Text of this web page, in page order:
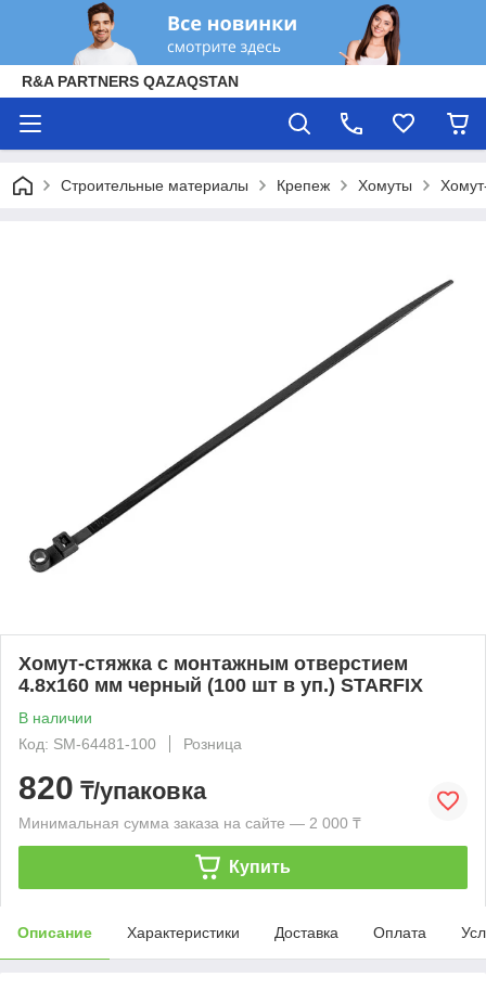
R&A PARTNERS QAZAQSTAN
Строительные материалы Крепеж Хомуты
Хомут-стяжка с монтажным отверстием
4.8х160 мм черный (100 шт в уп.) STARFIX
В наличии
Код: SM-64481-100
Розница
820 ₸/упаковка
Минимальная сумма заказа на сайте — 2 000 ₸
Купить
Описание Характеристики Доставка Оплата